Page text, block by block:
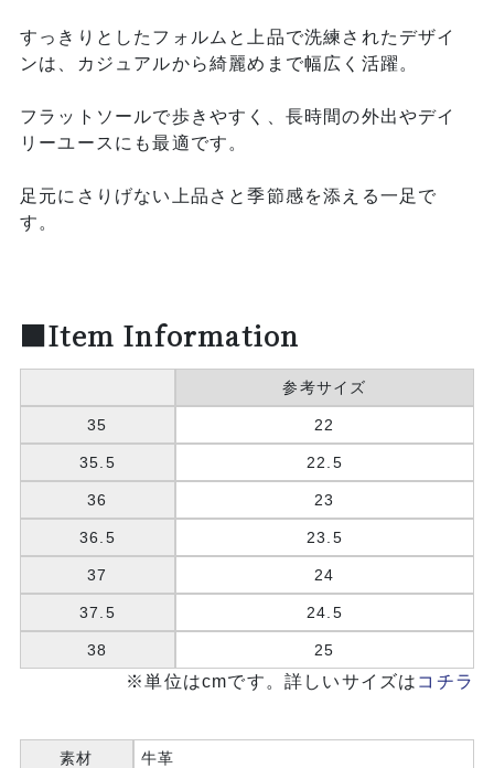
すっきりとしたフォルムと上品で洗練されたデザイ
ンは、カジュアルから綺麗めまで幅広く活躍。
フラットソールで歩きやすく、長時間の外出やデイ
リーユースにも最適です。
足元にさりげない上品さと季節感を添える一足で
す。
■Item Information
参考サイズ
35 22
35.5 22.5
36 23
36.5 23.5
37 24
37.5 24.5
38 25
※単位はcmです。詳しいサイズは コチラ
素材 牛革